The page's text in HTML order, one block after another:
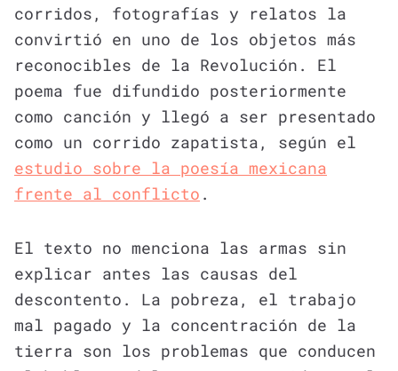
corridos, fotografías y relatos la
convirtió en uno de los objetos más
reconocibles de la Revolución. El
poema fue difundido posteriormente
como canción y llegó a ser presentado
como un corrido zapatista, según el
estudio sobre la poesía mexicana
frente al conflicto .
El texto no menciona las armas sin
explicar antes las causas del
descontento. La pobreza, el trabajo
mal pagado y la concentración de la
tierra son los problemas que conducen